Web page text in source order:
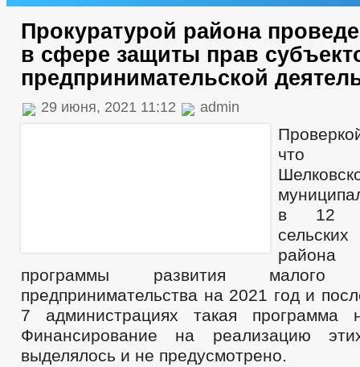
Прокуратурой района
в сфере защиты прав
предпринимательской
29 июня, 2021 11:12 admin
что
в 12
района
программы развития
предпринимательства на 2021 год и
7 администрациях такая программа
Финансирование на реализацию
выделялось и не предусмотрено.